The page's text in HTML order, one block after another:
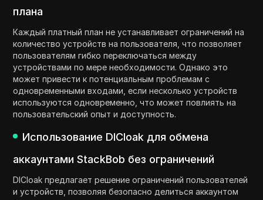
плана
Каждый платный план не устанавливает ограничений на
количество устройств на пользователя, что позволяет
пользователям гибко переключаться между
устройствами по мере необходимости. Однако это
может привести к потенциальным проблемам с
одновременными входами, если несколько устройств
используются одновременно, что может повлиять на
пользовательский опыт и доступность.
Использование DICloak для обмена
аккаунтами StackBob без ограничений
DICloak предлагает решение ограничений пользователей
и устройств, позволяя безопасно делиться аккаунтом